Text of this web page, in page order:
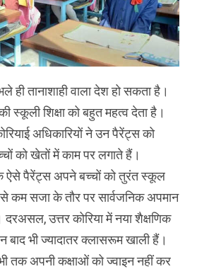
ही तानाशाही वाला देश हो सकता है।
स्कूली शिक्षा को बहुत महत्व देता है।
अधिकारियों ने उन पैरेंट्स को
को खेतों में काम पर लगाते हैं।
ऐसे पैरेंट्स अपने बच्चों को तुरंत स्कूल
कम सजा के तौर पर सार्वजनिक अपमान
दरअसल, उत्तर कोरिया में नया शैक्षणिक
भी ज्यादातर क्लासरूम खाली हैं।
तक अपनी कक्षाओं को ज्वाइन नहीं कर